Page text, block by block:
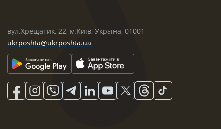
вул.Хрещатик, 22, м.Київ, Україна, 01001
ukrposhta@ukrposhta.ua